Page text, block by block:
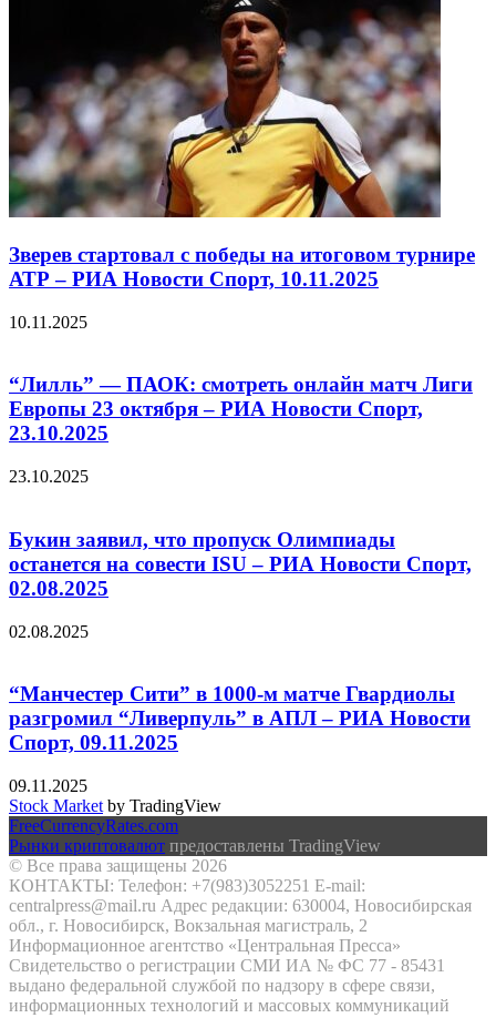
Зверев стартовал с победы на итоговом турнире
АТР – РИА Новости Спорт, 10.11.2025
10.11.2025
“Лилль” — ПАОК: смотреть онлайн матч Лиги
Европы 23 октября – РИА Новости Спорт,
23.10.2025
23.10.2025
Букин заявил, что пропуск Олимпиады
останется на совести ISU – РИА Новости Спорт,
02.08.2025
02.08.2025
“Манчестер Сити” в 1000-м матче Гвардиолы
разгромил “Ливерпуль” в АПЛ – РИА Новости
Спорт, 09.11.2025
09.11.2025
Stock Market by TradingView
FreeCurrencyRates.com
Рынки криптовалют предоставлены TradingView
© Все права защищены 2026
КОНТАКТЫ: Телефон: +7(983)3052251 E-mail:
centralpress@mail.ru Адрес редакции: 630004, Новосибирская
обл., г. Новосибирск, Вокзальная магистраль, 2
Информационное агентство «Центральная Пресса»
Свидетельство о регистрации СМИ ИА № ФС 77 - 85431
выдано федеральной службой по надзору в сфере связи,
информационных технологий и массовых коммуникаций